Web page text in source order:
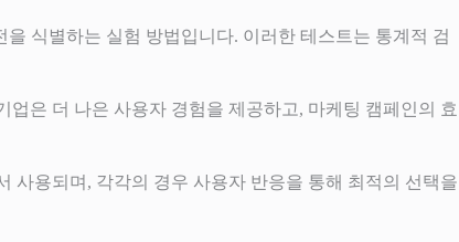
식별하는 실험 방법입니다. 이러한 테스트는 통계적 검
은 더 나은 사용자 경험을 제공하고, 마케팅 캠페인의 효
사용되며, 각각의 경우 사용자 반응을 통해 최적의 선택을